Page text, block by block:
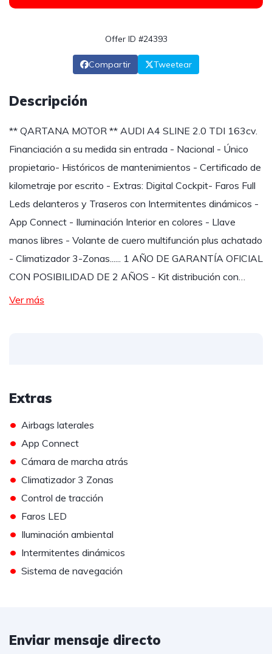
Offer ID #24393
Compartir Tweetear
Descripción
** QARTANA MOTOR ** AUDI A4 SLINE 2.0 TDI 163cv.
Financiación a su medida sin entrada - Nacional - Único
propietario- Históricos de mantenimientos - Certificado de
kilometraje por escrito - Extras: Digital Cockpit- Faros Full
Leds delanteros y Traseros con Intermitentes dinámicos -
App Connect - Iluminación Interior en colores - Llave
manos libres - Volante de cuero multifunción plus achatado
- Climatizador 3-Zonas...... 1 AÑO DE GARANTÍA OFICIAL
CON POSIBILIDAD DE 2 AÑOS - Kit distribución con…
Ver más
Extras
• Airbags laterales
• App Connect
• Cámara de marcha atrás
• Climatizador 3 Zonas
• Control de tracción
• Faros LED
• Iluminación ambiental
• Intermitentes dinámicos
• Sistema de navegación
Enviar mensaje directo